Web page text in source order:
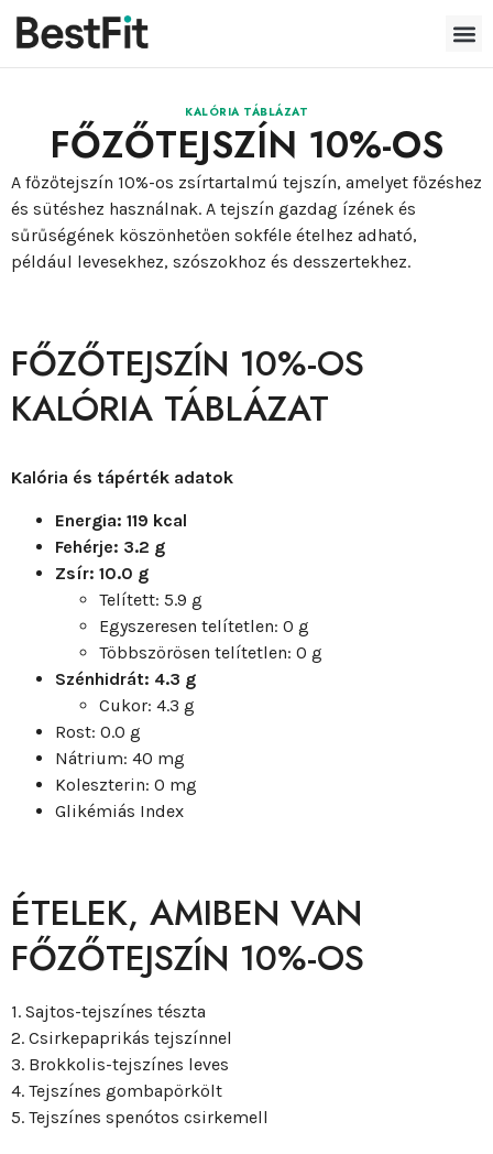
KALÓRIA TÁBLÁZAT
FŐZŐTEJSZÍN 10%-OS
A főzőtejszín 10%-os zsírtartalmú tejszín, amelyet főzéshez
és sütéshez használnak. A tejszín gazdag ízének és
sűrűségének köszönhetően sokféle ételhez adható,
például levesekhez, szószokhoz és desszertekhez.
FŐZŐTEJSZÍN 10%-OS
KALÓRIA TÁBLÁZAT
Kalória és tápérték adatok
Energia: 119 kcal
Fehérje: 3.2 g
Zsír: 10.0 g
Telített: 5.9 g
Egyszeresen telítetlen: 0 g
Többszörösen telítetlen: 0 g
Szénhidrát: 4.3 g
Cukor: 4.3 g
Rost: 0.0 g
Nátrium: 40 mg
Koleszterin: 0 mg
Glikémiás Index
ÉTELEK, AMIBEN VAN
FŐZŐTEJSZÍN 10%-OS
1. Sajtos-tejszínes tészta
2. Csirkepaprikás tejszínnel
3. Brokkolis-tejszínes leves
4. Tejszínes gombapörkölt
5. Tejszínes spenótos csirkemell